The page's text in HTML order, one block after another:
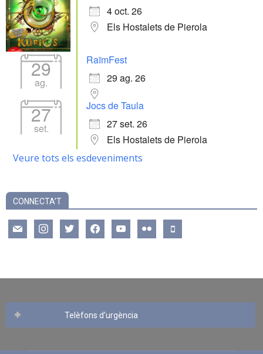
4 oct. 26
Els Hostalets de Pierola
29
ag.
RaïmFest
29 ag. 26
27
set.
Jocs de Taula
27 set. 26
Els Hostalets de Pierola
Veure tots els esdeveniments
CONNECTA’T
mail instagramtwitter facebookyoutube flickr mobile
Telèfons d’urgència